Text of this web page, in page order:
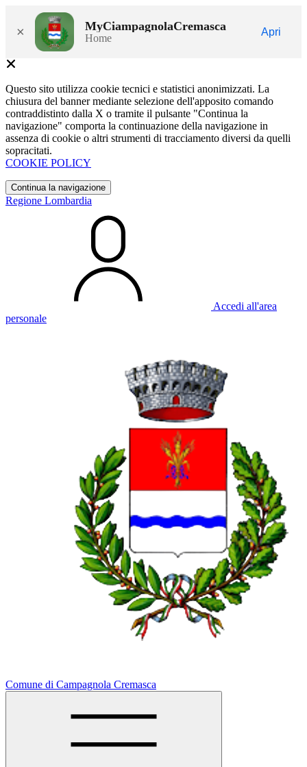
× MyCiampagnolaCremasca
Home
Apri
Questo sito utilizza cookie tecnici e statistici anonimizzati. La
chiusura del banner mediante selezione dell'apposito comando
contraddistinto dalla X o tramite il pulsante "Continua la
navigazione" comporta la continuazione della navigazione in
assenza di cookie o altri strumenti di tracciamento diversi da quelli
sopracitati.
COOKIE POLICY
Continua la navigazione
Regione Lombardia
Accedi all'area
personale
Comune di Campagnola Cremasca